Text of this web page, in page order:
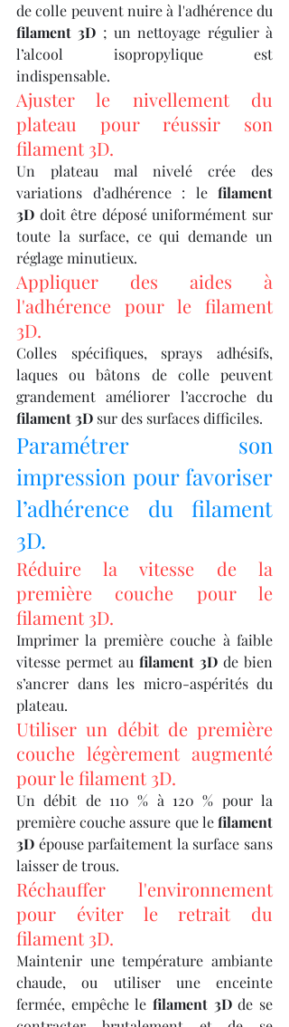
filament 3D ; un nettoyage régulier à
l’alcool isopropylique est
indispensable.
Ajuster le nivellement du
plateau pour réussir son
filament 3D.
Un plateau mal nivelé crée des
variations d’adhérence : le filament
3D doit être déposé uniformément sur
toute la surface, ce qui demande un
réglage minutieux.
Appliquer des aides à
l'adhérence pour le filament
3D.
Colles spécifiques, sprays adhésifs,
laques ou bâtons de colle peuvent
filament 3D sur des surfaces difficiles.
Paramétrer son
impression pour favoriser
l’adhérence du filament
3D.
Réduire la vitesse de la
première couche pour le
filament 3D.
Imprimer la première couche à faible
vitesse permet au filament 3D de bien
s’ancrer dans les micro-aspérités du
plateau.
Utiliser un débit de première
couche légèrement augmenté
pour le filament 3D.
Un débit de 110 % à 120 % pour la
première couche assure que le filament
3D épouse parfaitement la surface sans
laisser de trous.
Réchauffer l'environnement
pour éviter le retrait du
filament 3D.
Maintenir une température ambiante
chaude, ou utiliser une enceinte
fermée, empêche le filament 3D de se